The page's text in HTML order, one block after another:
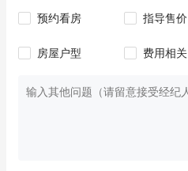
预约看房 指导售价
房屋户型 费用相关